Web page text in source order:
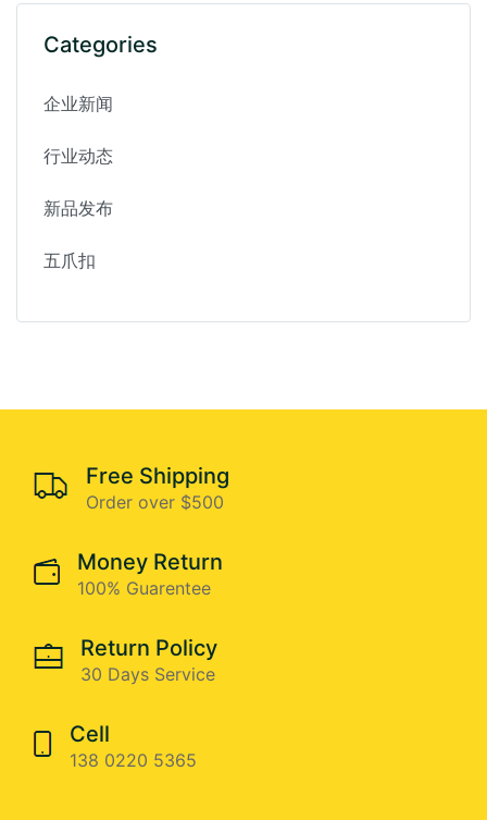
Categories
企业新闻
行业动态
新品发布
五爪扣
Free Shipping
Order over $500
Money Return
100% Guarentee
Return Policy
30 Days Service
Cell
138 0220 5365